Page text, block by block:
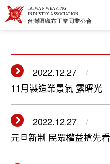
2022.12.27
11月製造業景氣 露曙光
2022.12.27
元旦新制 民眾權益搶先看